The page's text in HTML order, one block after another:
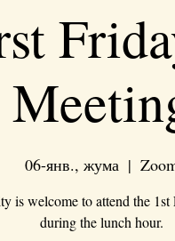
06-янв., жума
  |
is welcome to attend the
during the lunch hour.